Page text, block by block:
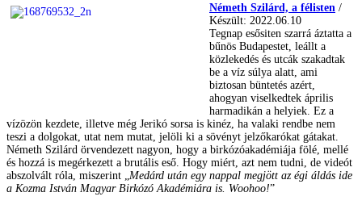
Németh Szilárd, a félisten /
Készült: 2022.06.10
Tegnap esősiten szarrá áztatta a
bűnös Budapestet, leállt a
közlekedés és utcák szakadtak
be a víz súlya alatt, ami
biztosan büntetés azért,
ahogyan viselkedtek április
harmadikán a helyiek. Ez a
vízözön kezdete, illetve még Jerikó sorsa is kinéz, ha valaki rendbe nem
teszi a dolgokat, utat nem mutat, jelöli ki a sövényt jelzőkarókat gátakat.
Németh Szilárd örvendezett nagyon, hogy a birkózóakadémiája fölé, mellé
és hozzá is megérkezett a brutális eső. Hogy miért, azt nem tudni, de videót
abszolvált róla, miszerint „ Medárd után egy nappal megjött az égi áldás ide
a Kozma István Magyar Birkózó Akadémiára is. Woohoo!”